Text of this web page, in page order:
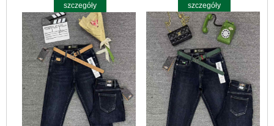
szczegóły szczegóły